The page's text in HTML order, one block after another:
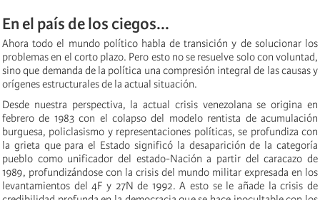
En el país de los ciegos...
Ahora todo el mundo político habla de transición y de solucionar los
problemas en el corto plazo. Pero esto no se resuelve solo con voluntad,
sino que demanda de la política una compresión integral de las causas y
orígenes estructurales de la actual situación.
Desde nuestra perspectiva, la actual crisis venezolana se origina en
febrero de 1983 con el colapso del modelo rentista de acumulación
burguesa, policlasismo y representaciones políticas, se profundiza con
la grieta que para el Estado significó la desaparición de la categoría
pueblo como unificador del estado-Nación a partir del caracazo de
1989, profundizándose con la crisis del mundo militar expresada en los
levantamientos del 4F y 27N de 1992. A esto se le añade la crisis de